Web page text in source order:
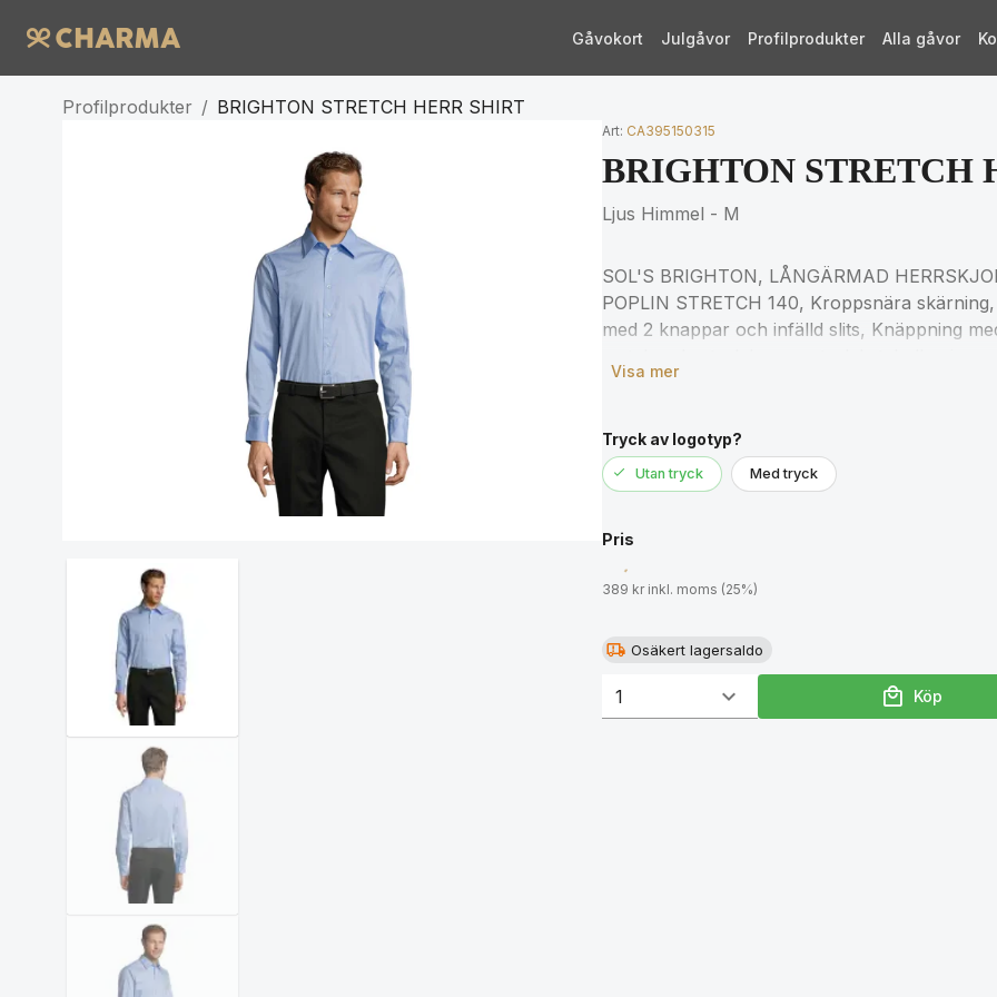
Gåvokort Julgåvor Profilprodukter Alla gåvor
Profilprodukter / BRIGHTON STRETCH HERR SHIRT
Art: CA395150315
BRIGHTON STRETCH
Ljus Himmel - M
SOL'S BRIGHTON, LÅNGÄRMAD
POPLIN STRETCH 140, Kroppsnära
med 2 knappar och infälld slits, Knäppning
Visa mer
Tryck av logotyp?
Utan tryck Med tryck
Pris
389 kr inkl. moms (25%)
Osäkert lagersaldo
Köp